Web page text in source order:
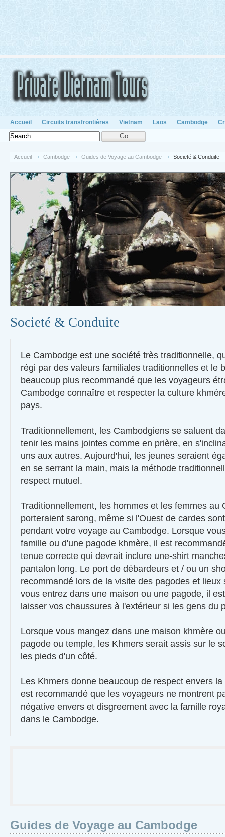
Accueil Circuits transfrontières Vietnam Laos Cambodge
Accueil Cambodge Guides de Voyage au Cambodge Societé & Conduite
Societé & Conduite
Le Cambodge est une société très traditionnelle,
régi par des valeurs familiales traditionnelles et le
beaucoup plus recommandé que les voyageurs
Cambodge connaître et respecter la culture
pays.
Traditionnellement, les Cambodgiens se saluent
tenir les mains jointes comme en prière, en
uns aux autres. Aujourd'hui, les jeunes seraient
en se serrant la main, mais la méthode
respect mutuel.
Traditionnellement, les hommes et les femmes au
porteraient sarong, même si l'Ouest de cardes
pendant votre voyage au Cambodge. Lorsque
famille ou d'une pagode khmère, il est
tenue correcte qui devrait inclure une-shirt
pantalon long. Le port de débardeurs et / ou un
recommandé lors de la visite des pagodes et lieux
vous entrez dans une maison ou une pagode, il
laisser vos chaussures à l'extérieur si les gens du
Lorsque vous mangez dans une maison khmère
pagode ou temple, les Khmers serait assis sur le
les pieds d'un côté.
Les Khmers donne beaucoup de respect envers
est recommandé que les voyageurs ne montrent
négative envers et disgreement avec la famille
dans le Cambodge.
Guides de Voyage au Cambodge